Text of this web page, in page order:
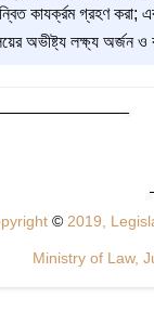
কাযর্ক্রম গ্রহণ করা;
অভীষ্ট্য লক্ষ্য অর্জন ও
© 2019,
Ministry of Law,